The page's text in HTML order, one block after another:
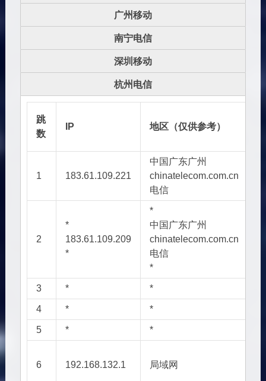
广州移动
南宁电信
深圳移动
杭州电信
跳
数
IP 地区（仅供参考）
1 183.61.109.221
中国广东广州
chinatelecom.com.cn
电信
2
*
183.61.109.209
*
*
中国广东广州
chinatelecom.com.cn
电信
*
3 * *
4 * *
5 * *
6 192.168.132.1 局域网